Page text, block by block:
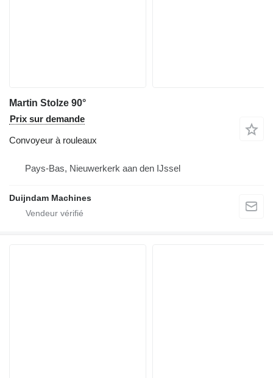
Martin Stolze 90°
Prix sur demande
Convoyeur à rouleaux
Pays-Bas, Nieuwerkerk aan den IJssel
Duijndam Machines